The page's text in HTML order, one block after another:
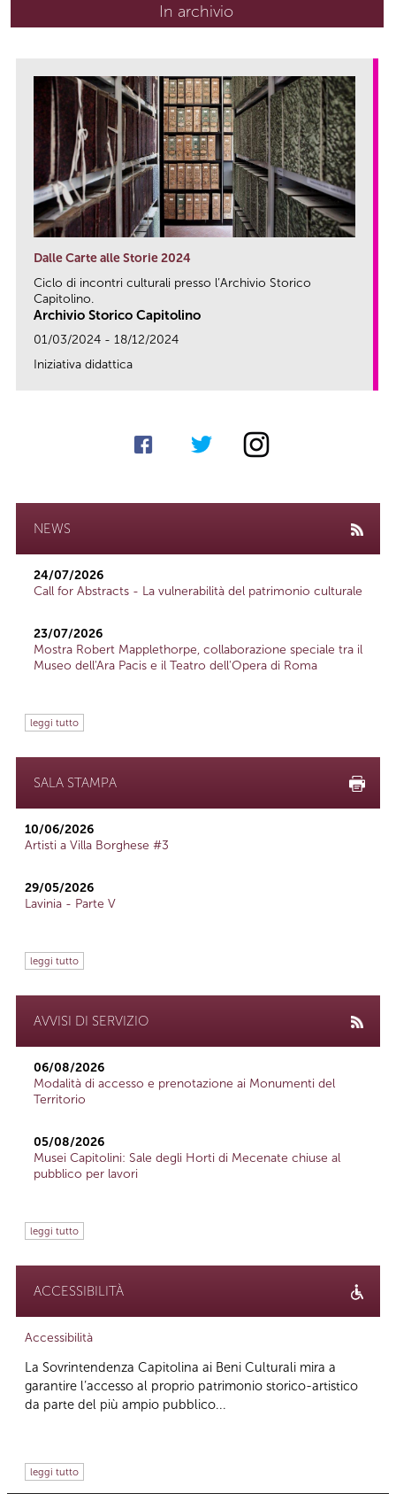
In archivio
Dalle Carte alle Storie 2024
Ciclo di incontri culturali presso l’Archivio Storico
Capitolino.
Archivio Storico Capitolino
01/03/2024 - 18/12/2024
Iniziativa didattica
NEWS
24/07/2026
Call for Abstracts - La vulnerabilità del patrimonio culturale
23/07/2026
Mostra Robert Mapplethorpe, collaborazione speciale tra il
Museo dell'Ara Pacis e il Teatro dell'Opera di Roma
leggi tutto
SALA STAMPA
10/06/2026
Artisti a Villa Borghese #3
29/05/2026
Lavinia - Parte V
leggi tutto
AVVISI DI SERVIZIO
06/08/2026
Modalità di accesso e prenotazione ai Monumenti del
Territorio
05/08/2026
Musei Capitolini: Sale degli Horti di Mecenate chiuse al
pubblico per lavori
leggi tutto
ACCESSIBILITÀ
Accessibilità
La Sovrintendenza Capitolina ai Beni Culturali mira a
garantire l’accesso al proprio patrimonio storico-artistico
da parte del più ampio pubblico...
leggi tutto